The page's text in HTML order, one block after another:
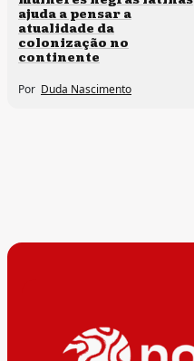
ajuda a pensar a
atualidade da
colonização no
continente
Por Duda Nascimento